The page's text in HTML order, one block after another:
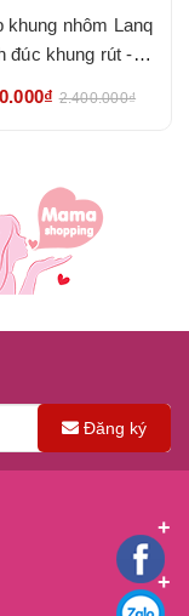
khung nhôm Lanq
đúc khung rút -
2.400.000₫
Đăng ký